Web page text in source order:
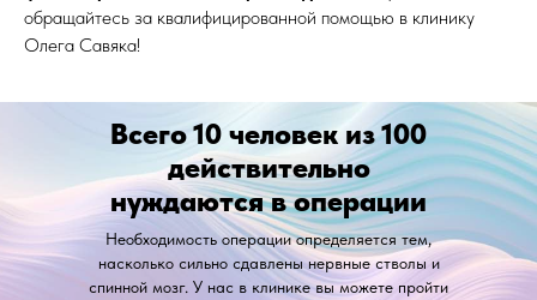
обращайтесь за квалифицированной помощью в клинику
Олега Савяка!
Необходимость операции определяется тем,
насколько сильно сдавлены нервные стволы и
спинной мозг. У нас в клинике вы можете пройти
Всего 10 человек из 100
действительно
нуждаются в операции